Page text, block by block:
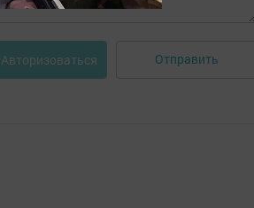
Авторизоваться Отправить